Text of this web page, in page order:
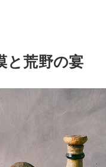
と荒野の宴